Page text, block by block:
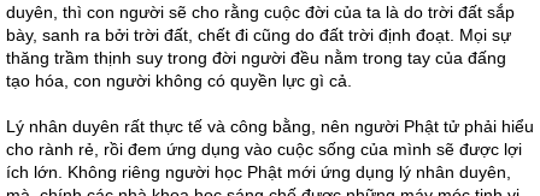
duyên, thì con người sẽ cho rằng cuộc đời của ta là do trời đất sắp
bày, sanh ra bởi trời đất, chết đi cũng do đất trời định đoạt. Mọi sự
thăng trầm thịnh suy trong đời người đều nằm trong tay của đấng
tạo hóa, con người không có quyền lực gì cả.
Lý nhân duyên rất thực tế và công bằng, nên người Phật tử phải hiểu
cho rành rẻ, rồi đem ứng dụng vào cuộc sống của mình sẽ được lợi
ích lớn. Không riêng người học Phật mới ứng dụng lý nhân duyên,